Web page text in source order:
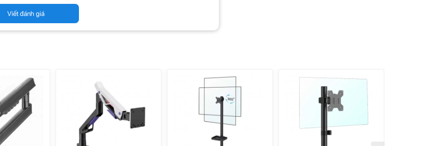
cáp định tuyến cáp dưới cánh tay, phản ánh không gian làm việc sạch sẽ
lắp đặt trên bàn làm việc của bạn bằng kẹp trên mép bàn hoặc bằng
màn hình động này phù hợp và lý tưởng cho không gian hạn chế trong gia
Để
linh
để
di
Viết đánh giá